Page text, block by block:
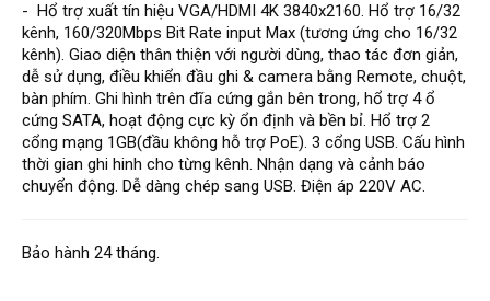
Đầu ghi Dahua
Đầu ghi KBVISION
Thiết bị chống trộm
Thiết bị chống trộm Paradox
Thiết bị Enforcer
access control
- Hổ trợ xuất tín hiệu VGA/HDMI 4K 3840x2160. Hổ trợ 16/32
kênh, 160/320Mbps Bit Rate input Max (tương ứng cho 16/32
kênh). Giao diện thân thiện với người dùng, thao tác đơn giản,
dễ sử dụng, điều khiển đầu ghi & camera bằng Remote, chuột,
bàn phím. Ghi hình trên đĩa cứng gắn bên trong, hổ trợ 4 ổ
cứng SATA, hoạt động cực kỳ ổn định và bền bỉ. Hổ trợ 2
cổng mạng 1GB(đầu không hỗ trợ PoE). 3 cổng USB. Cấu hình
thời gian ghi hinh cho từng kênh. Nhận dạng và cảnh báo
chuyển động. Dễ dàng chép sang USB. Điện áp 220V AC.
Bảo hành 24 tháng.